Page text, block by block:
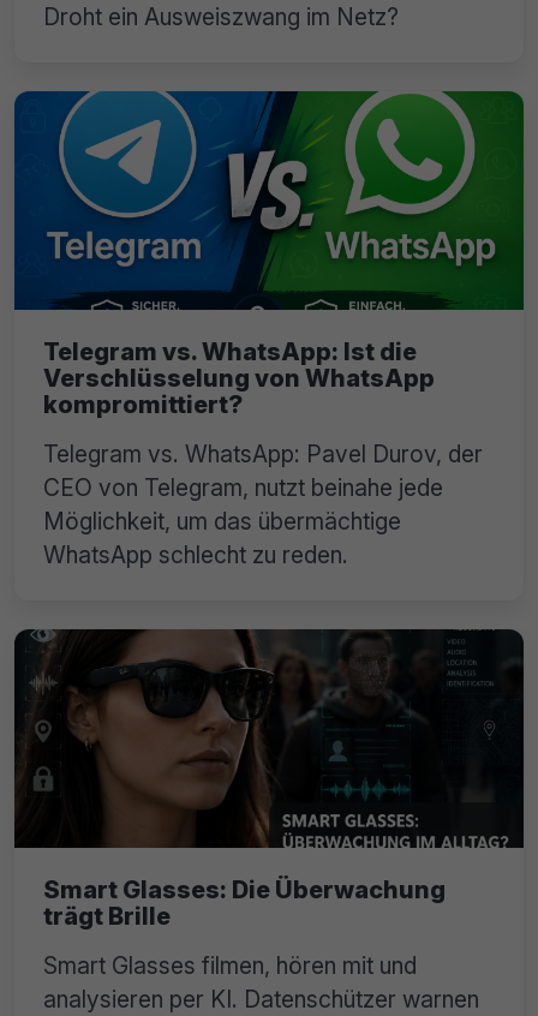
Droht ein Ausweiszwang im Netz?
Telegram vs. WhatsApp: Ist die
Verschlüsselung von WhatsApp
kompromittiert?
Telegram vs. WhatsApp: Pavel Durov, der
CEO von Telegram, nutzt beinahe jede
Möglichkeit, um das übermächtige
WhatsApp schlecht zu reden.
Smart Glasses: Die Überwachung
trägt Brille
Smart Glasses filmen, hören mit und
analysieren per KI. Datenschützer warnen